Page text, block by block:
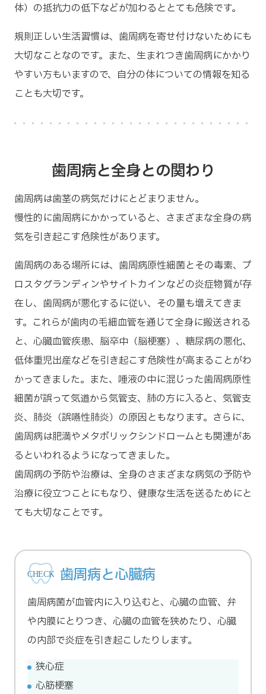
体）の抵抗力の低下などが加わるととても危険です。
規則正しい生活習慣は、歯周病を寄せ付けないためにも
大切なことなのです。また、生まれつき歯周病にかかり
やすい方もいますので、自分の体についての情報を知る
ことも大切です。
歯周病と全身との関わり
歯周病は歯茎の病気だけにとどまりません。
慢性的に歯周病にかかっていると、さまざまな全身の病
気を引き起こす危険性があります。
歯周病のある場所には、歯周病原性細菌とその毒素、プ
ロスタグランディンやサイトカインなどの炎症物質が存
在し、歯周病が悪化するに従い、その量も増えてきま
す。これらが歯肉の毛細血管を通じて全身に搬送される
と、心臓血管疾患、脳卒中（脳梗塞）、糖尿病の悪化、
低体重児出産などを引き起こす危険性が高まることがわ
かってきました。また、唾液の中に混じった歯周病原性
細菌が誤って気道から気管支、肺の方に入ると、気管支
炎、肺炎（誤嚥性肺炎）の原因ともなります。さらに、
歯周病は肥満やメタボリックシンドロームとも関連があ
るといわれるようになってきました。
歯周病の予防や治療は、全身のさまざまな病気の予防や
治療に役立つことにもなり、健康な生活を送るためにと
ても大切なことです。
歯周病と心臓病
歯周病菌が血管内に入り込むと、心臓の血管、弁
や内膜にとりつき、心臓の血管を狭めたり、心臓
の内部で炎症を引き起こしたりします。
狭心症
心筋梗塞